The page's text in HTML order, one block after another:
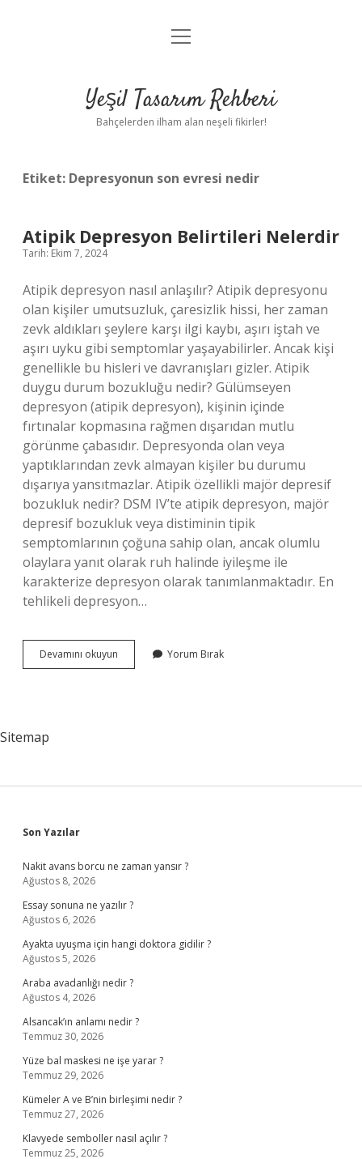
Anasayfa
Yasal Uyarı
menüyü
Yeşil Tasarım Rehberi
Bahçelerden ilham alan neşeli fikirler!
Etiket: Depresyonun son evresi nedir
Atipik Depresyon Belirtileri Nelerdir
Tarih: Ekim 7, 2024
Atipik depresyon nasıl anlaşılır? Atipik depresyonu
olan kişiler umutsuzluk, çaresizlik hissi, her zaman
zevk aldıkları şeylere karşı ilgi kaybı, aşırı iştah ve
aşırı uyku gibi semptomlar yaşayabilirler. Ancak kişi
genellikle bu hisleri ve davranışları gizler. Atipik
duygu durum bozukluğu nedir? Gülümseyen
depresyon (atipik depresyon), kişinin içinde
fırtınalar kopmasına rağmen dışarıdan mutlu
görünme çabasıdır. Depresyonda olan veya
yaptıklarından zevk almayan kişiler bu durumu
dışarıya yansıtmazlar. Atipik özellikli majör depresif
bozukluk nedir? DSM IV’te atipik depresyon, majör
depresif bozukluk veya distiminin tipik
semptomlarının çoğuna sahip olan, ancak olumlu
olaylara yanıt olarak ruh halinde iyileşme ile
karakterize depresyon olarak tanımlanmaktadır. En
tehlikeli depresyon…
Devamını okuyun
Depresyon
Yorum Bırak
Sitemap
Sidebar
Son Yazılar
Nakit avans borcu ne zaman yansır ?
Ağustos 8, 2026
Essay sonuna ne yazılır ?
Ağustos 6, 2026
Ayakta uyuşma için hangi doktora gidilir ?
Ağustos 5, 2026
Araba avadanlığı nedir ?
Ağustos 4, 2026
Alsancak’ın anlamı nedir ?
Temmuz 30, 2026
Yüze bal maskesi ne işe yarar ?
Temmuz 29, 2026
Kümeler A ve B’nin birleşimi nedir ?
Temmuz 27, 2026
Klavyede semboller nasıl açılır ?
Temmuz 25, 2026